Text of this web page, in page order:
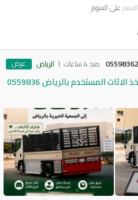
السعر على السوم
منذ 4 ساعات الرياض عرض
نقل اثاث جمعية خيرية تاخذ الاثاث المستخدم بالرياض 0559836